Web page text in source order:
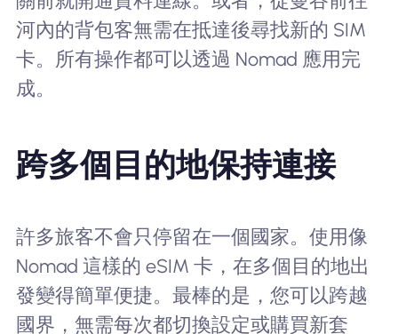
河內的背包客無需在抵達後尋找新的 SIM
卡。所有操作都可以透過 Nomad 應用完
成。
跨多個目的地保持連接
許多旅客不會只停留在一個國家。使用像
Nomad 這樣的 eSIM 卡，在多個目的地出
發變得簡單便捷。最棒的是，您可以跨越
國界，無需每次都切換設定或購買新套